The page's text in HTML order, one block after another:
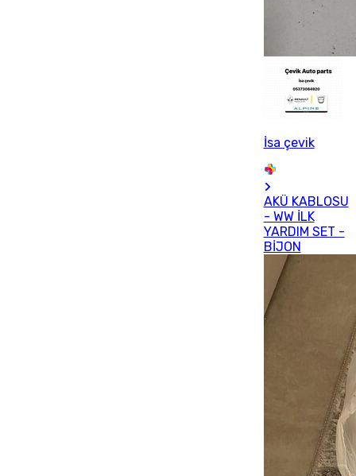
İsa çevik
AKÜ KABLOSU
- WW İLK
YARDIM SET -
BİJON